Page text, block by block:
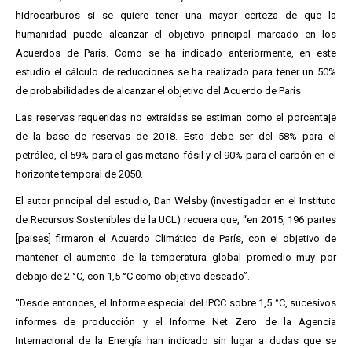
hidrocarburos si se quiere tener una mayor certeza de que la
humanidad puede alcanzar el objetivo principal marcado en los
Acuerdos de París. Como se ha indicado anteriormente, en este
estudio el cálculo de reducciones se ha realizado para tener un 50%
de probabilidades de alcanzar el objetivo del Acuerdo de París.
Las reservas requeridas no extraídas se estiman como el porcentaje
de la base de reservas de 2018. Esto debe ser del 58% para el
petróleo, el 59% para el gas metano fósil y el 90% para el carbón en el
horizonte temporal de 2050.
El autor principal del estudio, Dan Welsby (investigador en el Instituto
de Recursos Sostenibles de la UCL) recuera que, “en 2015, 196 partes
[paises] firmaron el Acuerdo Climático de París, con el objetivo de
mantener el aumento de la temperatura global promedio muy por
debajo de 2 °C, con 1,5 °C como objetivo deseado”.
“Desde entonces, el Informe especial del IPCC sobre 1,5 °C, sucesivos
informes de producción y el Informe Net Zero de la Agencia
Internacional de la Energía han indicado sin lugar a dudas que se